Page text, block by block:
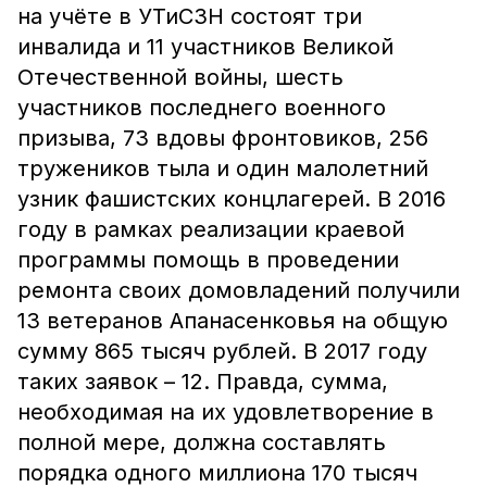
на учёте в УТиСЗН состоят три
инвалида и 11 участников Великой
Отечественной войны, шесть
участников последнего военного
призыва, 73 вдовы фронтовиков, 256
тружеников тыла и один малолетний
узник фашистских концлагерей. В 2016
году в рамках реализации краевой
программы помощь в проведении
ремонта своих домовладений получили
13 ветеранов Апанасенковья на общую
сумму 865 тысяч рублей. В 2017 году
таких заявок – 12. Правда, сумма,
необходимая на их удовлетворение в
полной мере, должна составлять
порядка одного миллиона 170 тысяч